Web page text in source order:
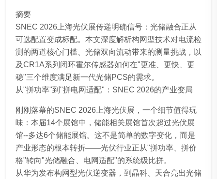
摘要
SNEC 2026上海光伏展传递明确信号：光储融合正从
可选配置变成标配。本文深度解析构网型技术对电流检
测的两道核心门槛、光储双向流动带来的测量挑战，以
及CR1A系列闭环霍尔传感器如何在"更准、更快、更
稳"三个维度满足新一代光储PCS的需求。
从"拼功率"到"拼电网适配"：SNEC 2026的产业变局
刚刚落幕的SNEC 2026上海光伏展，一个细节值得玩
味：本届14个展馆中，储能相关展馆首次超过光伏展
馆--多达6个储能展馆。这不是简单的数字变化，而是
产业形态的根本转折——光伏行业正从"拼功率、拼价
格"转向"光储融合、电网适配"的系统级比拼。
从华为发布构网型光伏逆变器，到晶科、天合亮出光储